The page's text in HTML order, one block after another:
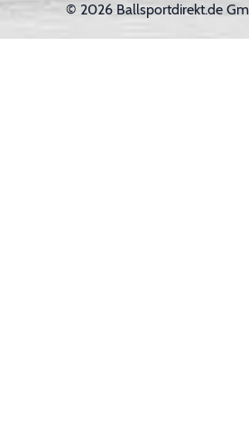
© 2026 Ballsportdirekt.de